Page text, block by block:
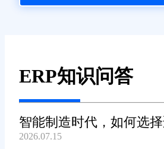
ERP知识问答
智能制造时代，如何选
WMS系统?
2026.07.15